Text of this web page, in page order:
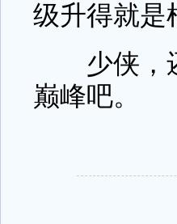
级升得就是
少侠，还
巅峰吧。